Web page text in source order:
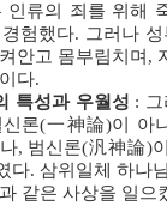
인류의 죄를 위해
험했다. 그러나
안고 몸부림치며,
다.
특성과 우월성 :
론(一神論)이 아
, 범신론(汎神論)
다. 삼위일체 하나
같은 사상을 일